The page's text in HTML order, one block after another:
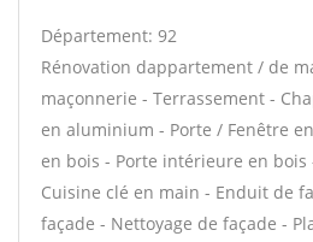
Département: 92
Rénovation dappartement / de
maçonnerie - Terrassement -
en aluminium - Porte / Fenêtre
en bois - Porte intérieure en bois
Cuisine clé en main - Enduit de
façade - Nettoyage de façade -